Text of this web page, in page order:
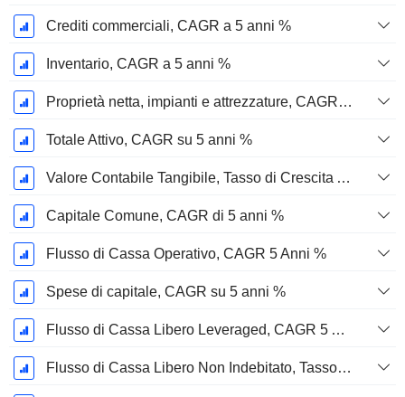
Crediti commerciali, CAGR a 5 anni %
Inventario, CAGR a 5 anni %
Proprietà netta, impianti e attrezzature, CAGR a 5 anni %
Totale Attivo, CAGR su 5 anni %
Valore Contabile Tangibile, Tasso di Crescita Annuo Composto a 5 Anni %
Capitale Comune, CAGR di 5 anni %
Flusso di Cassa Operativo, CAGR 5 Anni %
Spese di capitale, CAGR su 5 anni %
Flusso di Cassa Libero Leveraged, CAGR 5 Anni %
Flusso di Cassa Libero Non Indebitato, Tasso di Crescita Annuo Composto su 5 Anni %